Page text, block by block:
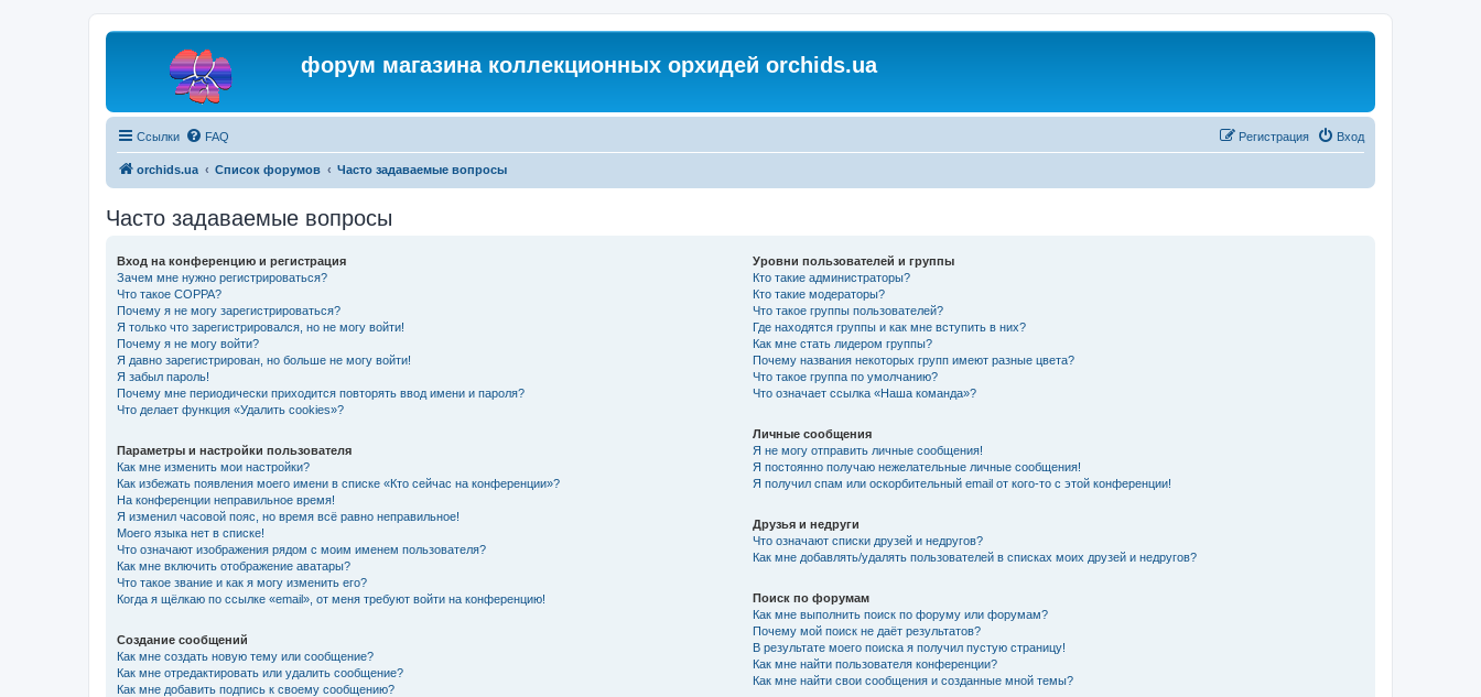
форум магазина коллекционных орхидей orchids.ua
Ссылки FAQ Вход
Регистрация
orchids.ua Список форумов Часто задаваемые вопросы
Часто задаваемые вопросы
Вход на конференцию и регистрация
Зачем мне нужно регистрироваться?
Что такое COPPA?
Почему я не могу зарегистрироваться?
Я только что зарегистрировался, но не могу войти!
Почему я не могу войти?
Я давно зарегистрирован, но больше не могу войти!
Я забыл пароль!
Почему мне периодически приходится повторять ввод имени и пароля?
Что делает функция «Удалить cookies»?
Параметры и настройки пользователя
Как мне изменить мои настройки?
Как избежать появления моего имени в списке «Кто сейчас на конференции»?
На конференции неправильное время!
Я изменил часовой пояс, но время всё равно неправильное!
Моего языка нет в списке!
Что означают изображения рядом с моим именем пользователя?
Как мне включить отображение аватары?
Что такое звание и как я могу изменить его?
Когда я щёлкаю по ссылке «email», от меня требуют войти на конференцию!
Создание сообщений
Как мне создать новую тему или сообщение?
Как мне отредактировать или удалить сообщение?
Как мне добавить подпись к своему сообщению?
Уровни пользователей и группы
Кто такие администраторы?
Кто такие модераторы?
Что такое группы пользователей?
Где находятся группы и как мне вступить в них?
Как мне стать лидером группы?
Почему названия некоторых групп имеют разные цвета?
Что такое группа по умолчанию?
Что означает ссылка «Наша команда»?
Личные сообщения
Я не могу отправить личные сообщения!
Я постоянно получаю нежелательные личные сообщения!
Я получил спам или оскорбительный email от кого-то с этой конференции!
Друзья и недруги
Что означают списки друзей и недругов?
Как мне добавлять/удалять пользователей в списках моих друзей и недругов?
Поиск по форумам
Как мне выполнить поиск по форуму или форумам?
Почему мой поиск не даёт результатов?
В результате моего поиска я получил пустую страницу!
Как мне найти пользователя конференции?
Как мне найти свои сообщения и созданные мной темы?